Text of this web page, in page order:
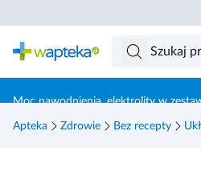
Moc nawodnienia, elektrolity w
Apteka Zdrowie Bez recepty